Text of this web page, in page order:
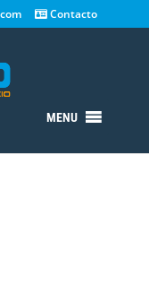
Contacto
MENU